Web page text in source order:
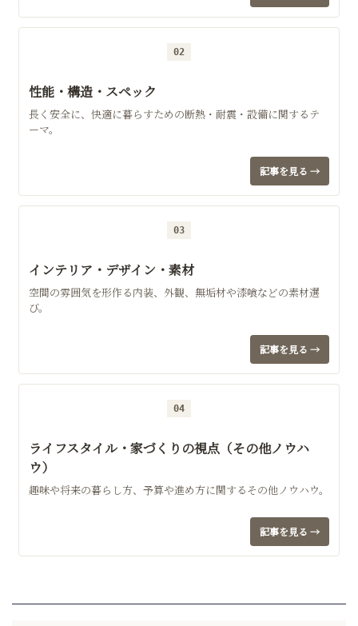
02
性能・構造・スペック
長く安全に、快適に暮らすための断熱・耐震・設備に関するテ
ーマ。
記事を見る →
03
インテリア・デザイン・素材
空間の雰囲気を形作る内装、外観、無垢材や漆喰などの素材選
び。
記事を見る →
04
ライフスタイル・家づくりの視点（その他ノウハ
ウ）
趣味や将来の暮らし方、予算や進め方に関するその他ノウハウ。
記事を見る →